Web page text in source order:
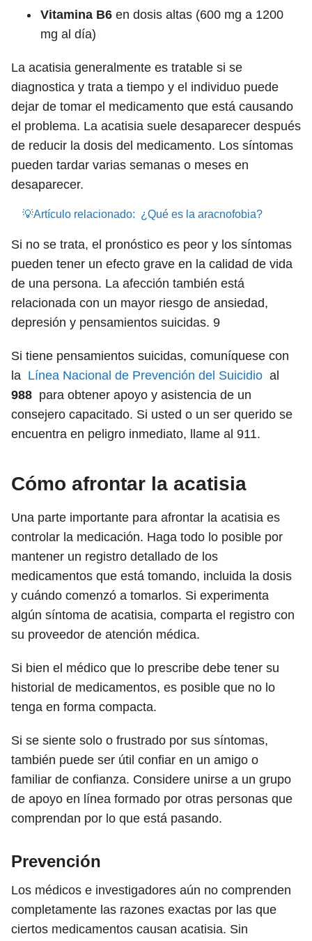
Vitamina B6 en dosis altas (600 mg a 1200
mg al día)
La acatisia generalmente es tratable si se
diagnostica y trata a tiempo y el individuo puede
dejar de tomar el medicamento que está causando
el problema. La acatisia suele desaparecer después
de reducir la dosis del medicamento. Los síntomas
pueden tardar varias semanas o meses en
desaparecer.
💡Artículo relacionado: ¿Qué es la aracnofobia?
Si no se trata, el pronóstico es peor y los síntomas
pueden tener un efecto grave en la calidad de vida
de una persona. La afección también está
relacionada con un mayor riesgo de ansiedad,
depresión y pensamientos suicidas. 9
Si tiene pensamientos suicidas, comuníquese con
la Línea Nacional de Prevención del Suicidio al
988 para obtener apoyo y asistencia de un
consejero capacitado. Si usted o un ser querido se
encuentra en peligro inmediato, llame al 911.
Cómo afrontar la acatisia
Una parte importante para afrontar la acatisia es
controlar la medicación. Haga todo lo posible por
mantener un registro detallado de los
medicamentos que está tomando, incluida la dosis
y cuándo comenzó a tomarlos. Si experimenta
algún síntoma de acatisia, comparta el registro con
su proveedor de atención médica.
Si bien el médico que lo prescribe debe tener su
historial de medicamentos, es posible que no lo
tenga en forma compacta.
Si se siente solo o frustrado por sus síntomas,
también puede ser útil confiar en un amigo o
familiar de confianza. Considere unirse a un grupo
de apoyo en línea formado por otras personas que
comprendan por lo que está pasando.
Prevención
Los médicos e investigadores aún no comprenden
completamente las razones exactas por las que
ciertos medicamentos causan acatisia. Sin